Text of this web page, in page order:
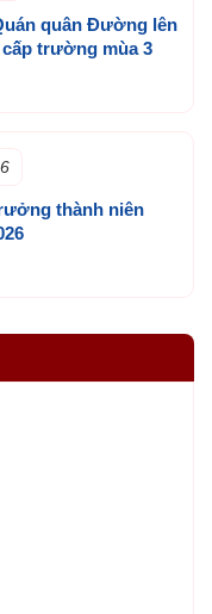
quân Đường lên
trường mùa 3
thành niên